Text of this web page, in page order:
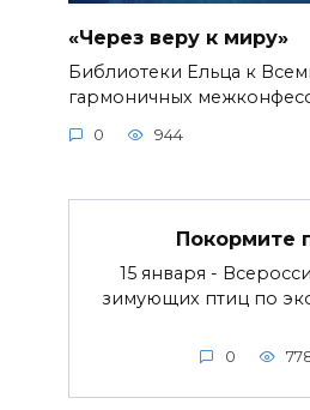
«Через веру к миру»
Библиотеки Ельца к
гармоничных
0 944
Покормите
15 января -
зимующих птиц по
0